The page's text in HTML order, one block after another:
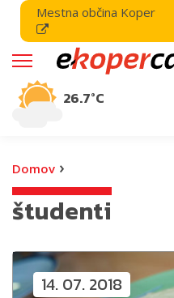
Mestna občina Koper
26.7°C
Domov ›
študenti
14. 07. 2018